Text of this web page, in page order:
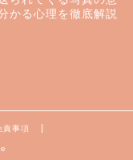
かる心理を徹底解説
責事項